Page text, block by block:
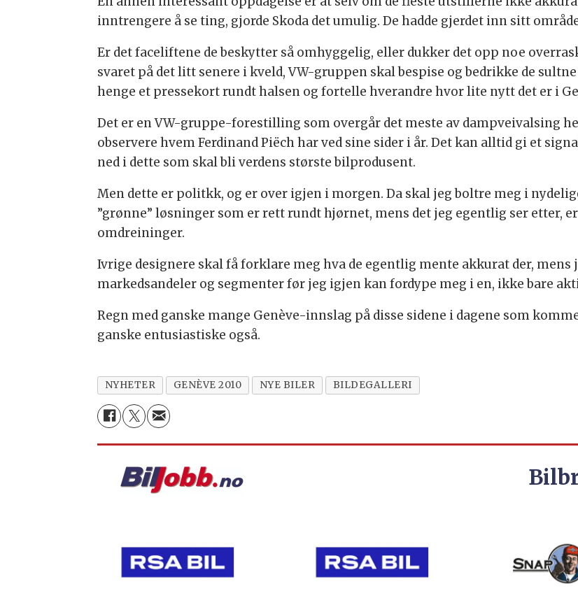
inntrengere å se ting, gjorde Skoda det umulig. De hadde gjerdet inn sitt
Er det faceliftene de beskytter så omhyggelig, eller dukker det opp noe
svaret på det litt senere i kveld, VW-gruppen skal bespise og bedrikke de
henge et pressekort rundt halsen og fortelle hverandre hvor lite nytt det er i
Det er en VW-gruppe-forestilling som overgår det meste av dampveivalsing
observere hvem Ferdinand Piëch har ved sine sider i år. Det kan alltid gi et
ned i dette som skal bli verdens største bilprodusent.
Men dette er politkk, og er over igjen i morgen. Da skal jeg boltre meg i
”grønne” løsninger som er rett rundt hjørnet, mens det jeg egentlig ser etter,
omdreininger.
Ivrige designere skal få forklare meg hva de egentlig mente akkurat der,
markedsandeler og segmenter før jeg igjen kan fordype meg i en, ikke bare
Regn med ganske mange Genève-innslag på disse sidene i dagene som
ganske entusiastiske også.
NYHETER GENÈVE 2010 NYE BILER BILDEGALLERI